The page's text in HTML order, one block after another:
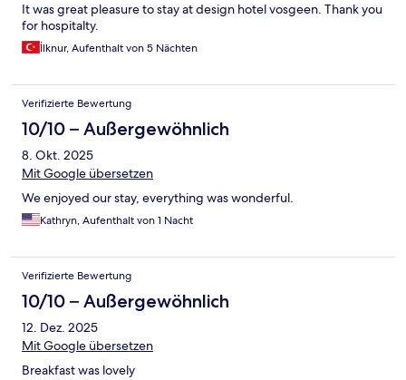
It was great pleasure to stay at design hotel vosgeen. Thank you
for hospitalty.
İlknur, Aufenthalt von 5 Nächten
Verifizierte Bewertung
10/10 – Außergewöhnlich
8. Okt. 2025
Mit Google übersetzen
We enjoyed our stay, everything was wonderful.
Kathryn, Aufenthalt von 1 Nacht
Verifizierte Bewertung
10/10 – Außergewöhnlich
12. Dez. 2025
Mit Google übersetzen
Breakfast was lovely